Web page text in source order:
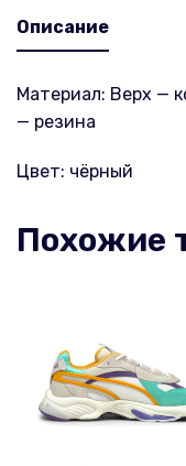
Описание
Материал: Верх —
— резина
Цвет: чёрный
Похожие